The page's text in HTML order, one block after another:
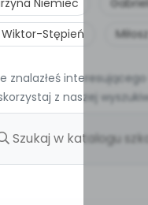
Niemiec
Stępień
znalazłeś
z naszej